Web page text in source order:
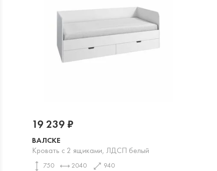
ВАЛСКЕ
Кровать с 2 ящиками, ЛДСП белый
750 2040 940
19 239 ₽